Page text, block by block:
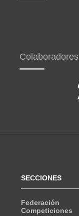
Colaboradores
SECCIONES
Federación
Competiciones